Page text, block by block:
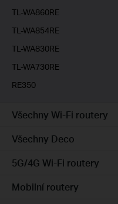
TL-WA860RE
TL-WA854RE
TL-WA830RE
TL-WA730RE
RE350
Všechny Wi-Fi routery
Všechny Deco
5G/4G Wi-Fi routery
Mobilní routery